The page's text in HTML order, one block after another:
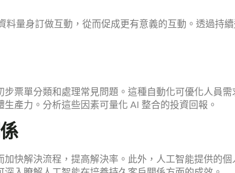
料量身訂做互動，從而促成更有意義的互動。透過持
票單分類和處理常見問題。這種自動化可優化人員
產力。分析這些因素可量化 AI 整合的投資回報。
快解決流程，提高解決率。此外，人工智能提供的